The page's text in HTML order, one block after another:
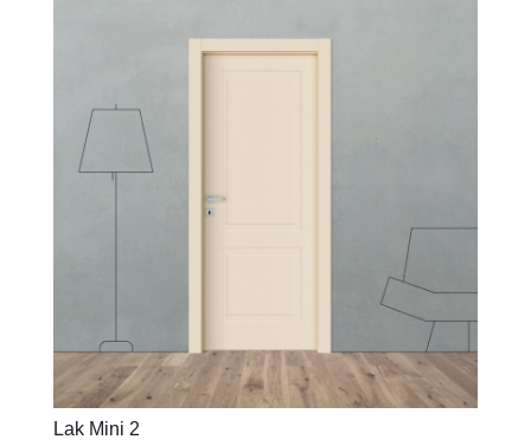
Lak Mini 2